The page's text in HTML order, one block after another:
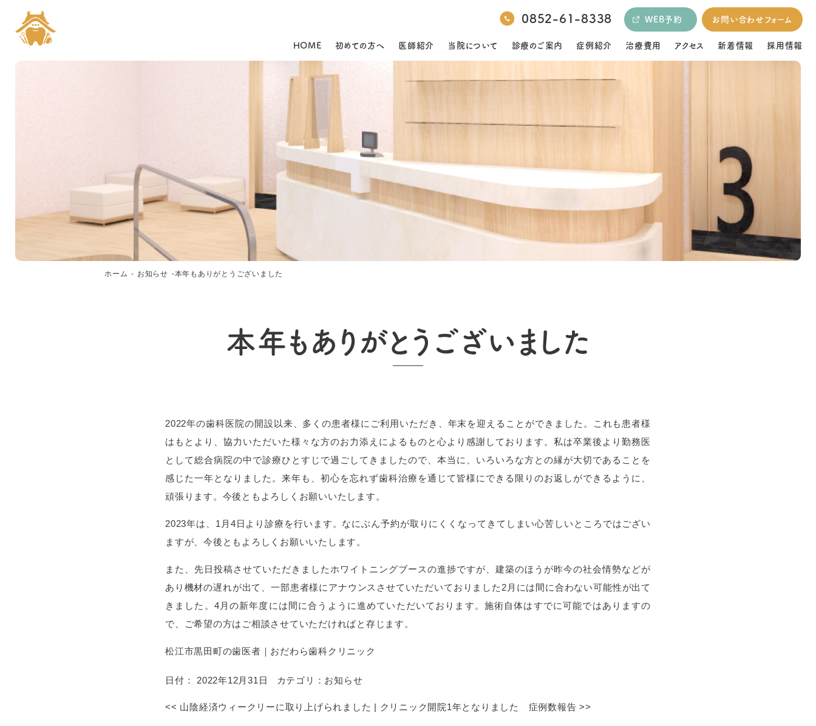
0852-61-8338 WEB予約 お問い合わせフォーム
HOME 初めての方へ 医師紹介 当院について 診療のご案内 症例紹介 治療費用 アクセス 新着情報 採用情報
ホーム お知らせ 本年もありがとうございました
本年もありがとうございました
2022年の歯科医院の開設以来、多くの患者様にご利用いただき、年末を迎えることができました。これも患者様
はもとより、協力いただいた様々な方のお力添えによるものと心より感謝しております。私は卒業後より勤務医
として総合病院の中で診療ひとすじで過ごしてきましたので、本当に、いろいろな方との縁が大切であることを
感じた一年となりました。来年も、初心を忘れず歯科治療を通じて皆様にできる限りのお返しができるように、
頑張ります。今後ともよろしくお願いいたします。
2023年は、1月4日より診療を行います。なにぶん予約が取りにくくなってきてしまい心苦しいところではござい
ますが、今後ともよろしくお願いいたします。
また、先日投稿させていただきましたホワイトニングブースの進捗ですが、建築のほうが昨今の社会情勢などが
あり機材の遅れが出て、一部患者様にアナウンスさせていただいておりました2月には間に合わない可能性が出て
きました。4月の新年度には間に合うように進めていただいております。施術自体はすでに可能ではありますの
で、ご希望の方はご相談させていただければと存じます。
松江市黒田町の歯医者｜おだわら歯科クリニック
日付： 2022年12月31日 カテゴリ： お知らせ
<< 山陰経済ウィークリーに取り上げられました | クリニック開院1年となりました 症例数報告 >>